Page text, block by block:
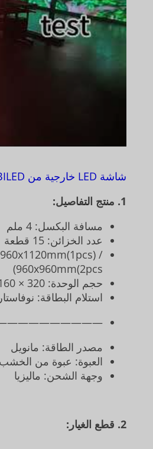
شاشة LED خارجية من BIBILED
1. منتج التفاصيل:
مسافة البكسل: 4 ملم
عدد الخزائن: 15 قطعة
/
960x960mm(2pcs)
حجم الوحدة: 320 × 160 ملم
استلام البطاقة: نوفاستار
مصدر الطاقة: مانويل
العبوة: عبوة من الخشب
وجهة الشحن: ماليزيا
2. قطع الغيار: